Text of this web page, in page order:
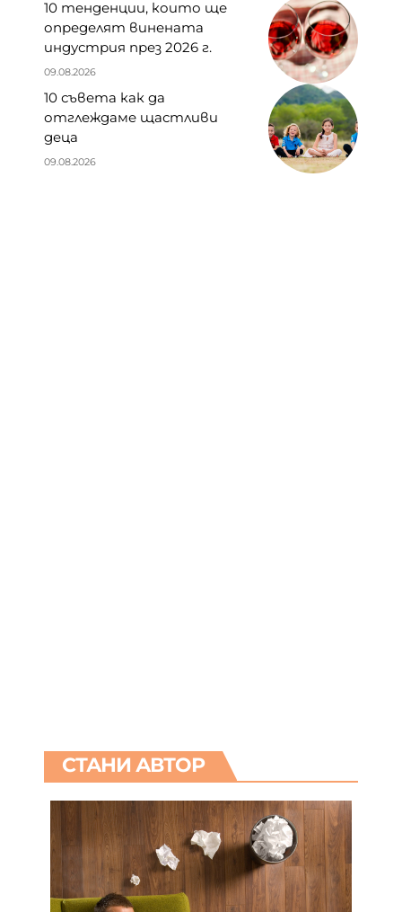
10 тенденции, които ще
определят винената
индустрия през 2026 г.
09.08.2026
10 съвета как да
отглеждаме щастливи
деца
09.08.2026
СТАНИ АВТОР